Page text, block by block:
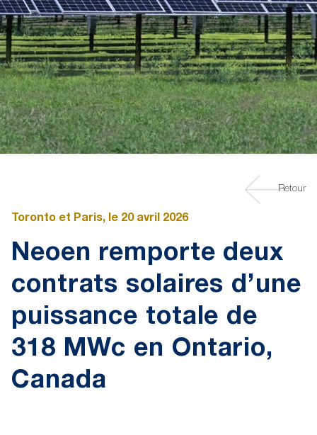
Retour
Toronto et Paris, le 20 avril 2026
Neoen remporte deux
contrats solaires d’une
puissance totale de
318 MWc en Ontario,
Canada